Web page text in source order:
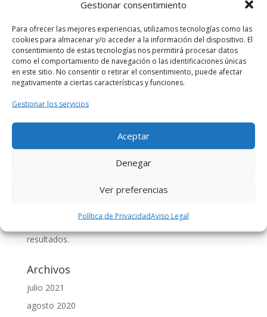
Gestionar consentimiento
Para ofrecer las mejores experiencias, utilizamos tecnologías como las
cookies para almacenar y/o acceder a la información del dispositivo. El
consentimiento de estas tecnologías nos permitirá procesar datos
como el comportamiento de navegación o las identificaciones únicas
en este sitio. No consentir o retirar el consentimiento, puede afectar
negativamente a ciertas características y funciones.
Gestionar los servicios
Aceptar
Denegar
Ver preferencias
Política de PrivacidadAviso Legal
#YoMeQuedoEnCasa
Comentarios recientes
TED, TEDxValencia y TEDxAdventures |
CoworkingValenciaenCURSO 5 STARS LEADERSHIP –
DESATATUPOTENCIAL – COWORKINGVALENCIA
TEDxValencia | CoworkingValencia
Segunda conferencia ley custodia compartida en
valencia | Abogado AmigoenLA CUSTODIA
creación de emails y análisis de resultados.
Beatriz Cañizares FlorentinoenTALLER DE EMAIL
resultados.
Archivos
julio 2021
agosto 2020